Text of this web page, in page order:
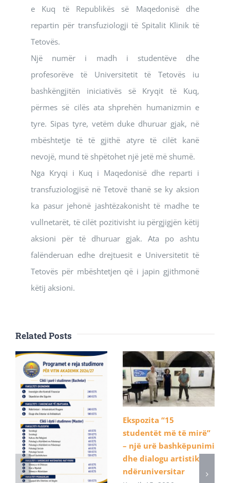
e Kuq të Republikës së Maqedonisë dhe
repartin për transfuziologji të Spitalit Klinik të
Tetovës.
Një numër i madh i studentëve dhe
profesorëve të Universitetit të Tetovës iu
bashkëngjitën iniciativës së Kryqit të Kuq,
përmes së cilës ata shprehën humanizmin e
tyre. Sipas tyre, vetëm duke dhuruar gjak, në
mbështetje të të gjithë atyre të cilët kanë
nevojë, mund të shpëtohet një jetë më shumë.
Nga Kryqi i Kuq i Maqedonisë dhe reparti i
transfuziologjisë në Tetovë thanë se ky aksion
ka pasur jehonë jashtëzakonisht të madhe te
vullnetarët, të cilët pozitivisht iu përgjigjën këtij
aksioni për të dhuruar gjak. Ata po ashtu
falënderuan edhe drejtuesit e Universitetit të
Tetovës për mbështetjen që i japin gjithmonë
këtij aksioni.
Related Posts
Ekspozita “15
studentët më të mirë”
– një urë bashkëpunimi
dhe dialogu artistik
ndëruniversitar